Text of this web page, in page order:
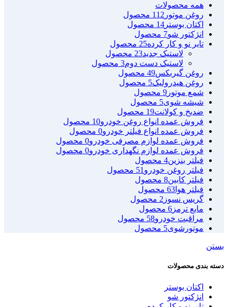
همه محصولات
روغن موتور 112 محصول
اکتان بوستر 14 محصول
انژکتور شو7 محصول
تایر نو و کار کرده25 محصول
لاستیک جدید23 محصول
لاستیک دست دوم3 محصول
روغن گیربکس49 محصول
روغن هیدرولیک5 محصول
شمع موتور 9 محصول
شیشه شوی5 محصول
ضدیخ و کولانت19 محصول
فروش عمده انواع روغن خودرو10 محصول
فروش عمده انواع فیلتر خودرو0 محصول
فروش عمده لوازم مصرفی خودرو0 محصول
فروش عمده لوازم نگهداری خودرو0 محصول
فیلتر بنزین4 محصول
فیلتر روغن خودرو 51 محصول
فیلتر کابین8 محصول
فیلتر هوا 63 محصول
گریس نسوز 2 محصول
مایع ترمز 6 محصول
مراقبت خودرو58 محصول
موتورشوی5 محصول
بستن
دسته بندی محصولات
اکتان بوستر
انژکتور شو